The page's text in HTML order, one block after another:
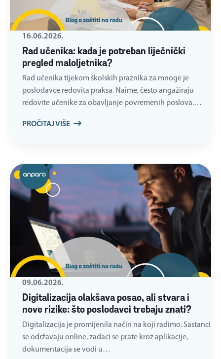
Rad učenika: kada je potreban liječnički
pregled maloljetnika?
16.06.2026.
Rad učenika tijekom školskih praznika za mnoge je
poslodavce redovita praksa. Naime, često angažiraju
redovite učenike za obavljanje povremenih poslova.…
PROČITAJ VIŠE
Digitalizacija olakšava posao, ali stvara i
nove rizike: što poslodavci trebaju znati?
09.06.2026.
Digitalizacija je promijenila način na koji radimo. Sastanci
se održavaju online, zadaci se prate kroz aplikacije,
dokumentacija se vodi u…